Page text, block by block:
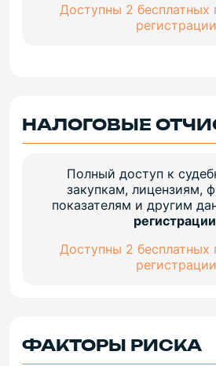
Доступны 2 бесплатных
регистрации
НАЛОГОВЫЕ
Полный доступ к
закупкам, лицензиям,
показателям и другим
регистрации
Доступны 2 бесплатных
регистрации
ФАКТОРЫ РИСКА